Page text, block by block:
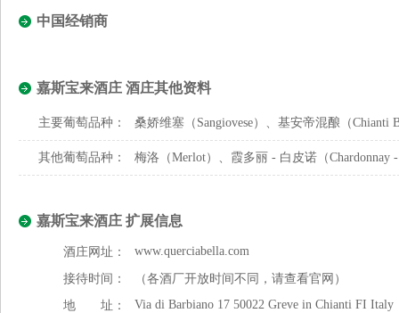
中国经销商
嘉斯宝来酒庄 酒庄其他资料
主要葡萄品种： 桑娇维塞（Sangiovese）、基安帝混酿（Chianti
其他葡萄品种： 梅洛（Merlot）、霞多丽 - 白皮诺（Chardonnay
嘉斯宝来酒庄 扩展信息
酒庄网址： www.querciabella.com
接待时间：
（各酒厂开放时间不同，请查看官网）
地 址：
Via di Barbiano 17 50022 Greve in Chianti FI Italy